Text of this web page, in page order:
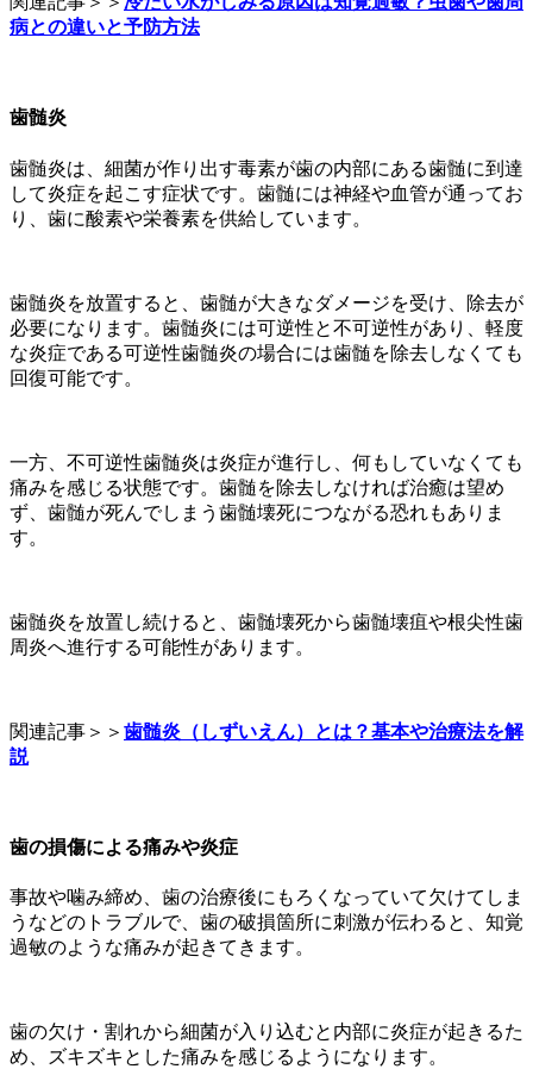
病との違いと予防方法
歯髄炎
歯髄炎は、細菌が作り出す毒素が歯の内部にある歯髄に到達
して炎症を起こす症状です。歯髄には神経や血管が通ってお
り、歯に酸素や栄養素を供給しています。
歯髄炎を放置すると、歯髄が大きなダメージを受け、除去が
必要になります。歯髄炎には可逆性と不可逆性があり、軽度
な炎症である可逆性歯髄炎の場合には歯髄を除去しなくても
回復可能です。
一方、不可逆性歯髄炎は炎症が進行し、何もしていなくても
痛みを感じる状態です。歯髄を除去しなければ治癒は望め
ず、歯髄が死んでしまう歯髄壊死につながる恐れもありま
す。
歯髄炎を放置し続けると、歯髄壊死から歯髄壊疽や根尖性歯
周炎へ進行する可能性があります。
関連記事＞＞ 歯髄炎（しずいえん）とは？基本や治療法を解
説
歯の損傷による痛みや炎症
事故や噛み締め、歯の治療後にもろくなっていて欠けてしま
うなどのトラブルで、歯の破損箇所に刺激が伝わると、知覚
過敏のような痛みが起きてきます。
歯の欠け・割れから細菌が入り込むと内部に炎症が起きるた
め、ズキズキとした痛みを感じるようになります。